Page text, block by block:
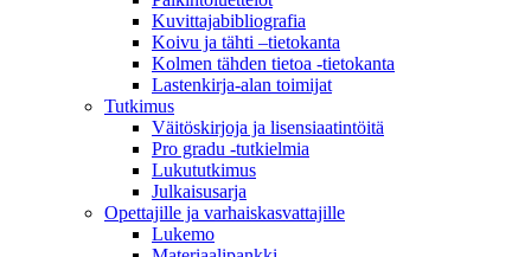
Kuvittaja­bibliografia
Koivu ja tähti –tietokanta
Kolmen tähden tietoa -tietokanta
Lastenkirja-alan toimijat
Tutkimus
Väitöskirjoja ja lisensiaatintöitä
Pro gradu -tutkielmia
Lukututkimus
Julkaisusarja
Opettajille ja varhaiskasvattajille
Lukemo